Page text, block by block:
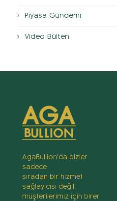
Piyasa Gündemi
Video Bülten
AgaBullion'da bizler
sadece
sıradan bir hizmet
sağlayıcısı değil,
müşterilerimiz için birer